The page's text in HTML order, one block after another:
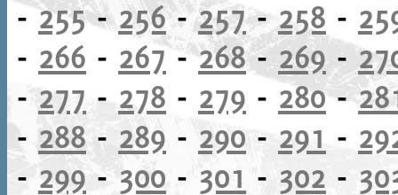
-255-256-257-258 -
- 266 - 267-268-269 -
-277 - 278 - 279 - 280-
-288-289 - 290- 291 -
-299-300 - 301 - 302 -